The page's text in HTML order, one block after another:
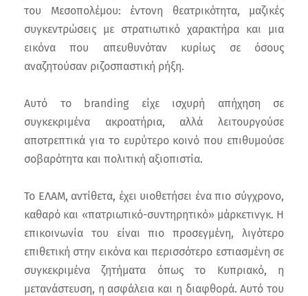
του Μεσοπολέμου: έντονη θεατρικότητα, μαζικές
συγκεντρώσεις με στρατιωτικό χαρακτήρα και μια
εικόνα που απευθυνόταν κυρίως σε όσους
αναζητούσαν ριζοσπαστική ρήξη.
Αυτό το branding είχε ισχυρή απήχηση σε
συγκεκριμένα ακροατήρια, αλλά λειτουργούσε
αποτρεπτικά για το ευρύτερο κοινό που επιθυμούσε
σοβαρότητα και πολιτική αξιοπιστία.
Το ΕΛΑΜ, αντίθετα, έχει υιοθετήσει ένα πιο σύγχρονο,
καθαρό και «πατριωτικό-συντηρητικό» μάρκετινγκ. Η
επικοινωνία του είναι πιο προσεγμένη, λιγότερο
επιθετική στην εικόνα και περισσότερο εστιασμένη σε
συγκεκριμένα ζητήματα όπως το Κυπριακό, η
μετανάστευση, η ασφάλεια και η διαφθορά. Αυτό του